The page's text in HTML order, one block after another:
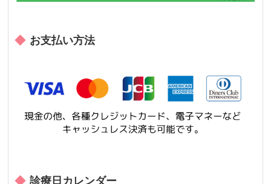
お支払い方法
診療日カレンダー